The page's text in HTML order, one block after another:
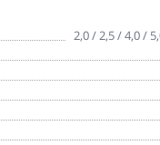
2,0 / 2,5 / 4,0 /